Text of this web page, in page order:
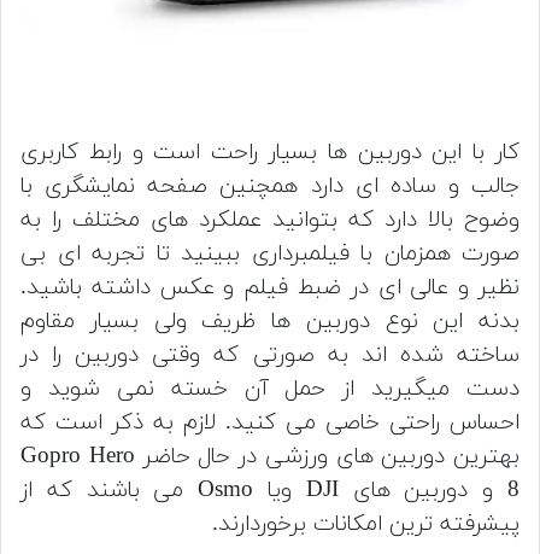
کار با این دوربین ها بسیار راحت است و رابط کاربری
جالب و ساده ای دارد همچنین صفحه نمایشگری با
وضوح بالا دارد که بتوانید عملکرد های مختلف را به
صورت همزمان با فیلمبرداری ببینید تا تجربه ای بی
نظیر و عالی ای در ضبط فیلم و عکس داشته باشید.
بدنه این نوع دوربین ها ظریف ولی بسیار مقاوم
ساخته شده اند به صورتی که وقتی دوربین را در
دست میگیرید از حمل آن خسته نمی شوید و
احساس راحتی خاصی می کنید. لازم به ذکر است که
بهترین دوربین های ورزشی در حال حاضر Gopro Hero
8 و دوربین های DJI ویا Osmo می باشند که از
پیشرفته ترین امکانات برخوردارند.